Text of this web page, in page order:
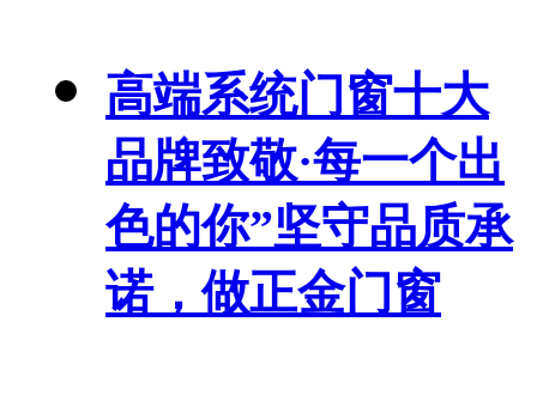
高端系统门窗十大
品牌致敬·每一个出
色的你”坚守品质承
诺，做正金门窗